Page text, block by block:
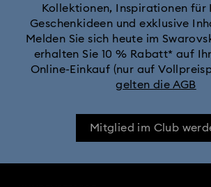
Kollektionen, Inspirationen für
Geschenkideen und exklusive
Melden Sie sich heute im
erhalten Sie 10 % Rabatt* auf
Online-Einkauf (nur auf
gelten die AGB
Mitglied im Club